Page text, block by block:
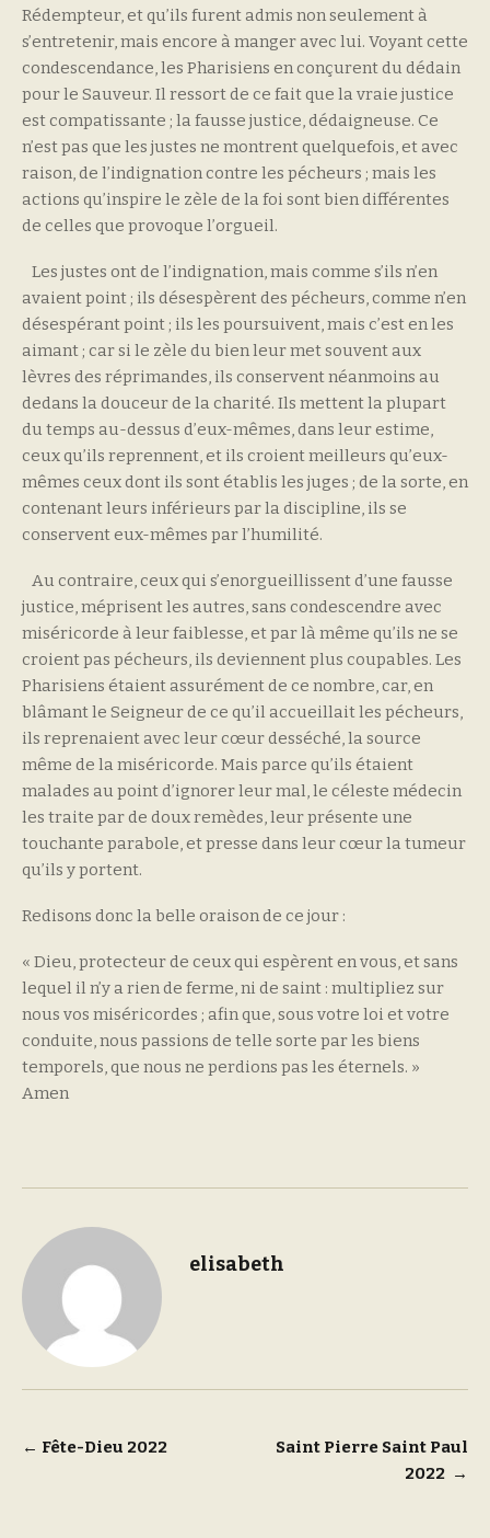
Rédempteur, et qu’ils furent admis non seulement à
s’entretenir, mais encore à manger avec lui. Voyant cette
condescendance, les Pharisiens en conçurent du dédain
pour le Sauveur. Il ressort de ce fait que la vraie justice
est compatissante ; la fausse justice, dédaigneuse. Ce
n’est pas que les justes ne montrent quelquefois, et avec
raison, de l’indignation contre les pécheurs ; mais les
actions qu’inspire le zèle de la foi sont bien différentes
de celles que provoque l’orgueil.
Les justes ont de l’indignation, mais comme s’ils n’en
avaient point ; ils désespèrent des pécheurs, comme n’en
désespérant point ; ils les poursuivent, mais c’est en les
aimant ; car si le zèle du bien leur met souvent aux
lèvres des réprimandes, ils conservent néanmoins au
dedans la douceur de la charité. Ils mettent la plupart
du temps au-dessus d’eux-mêmes, dans leur estime,
ceux qu’ils reprennent, et ils croient meilleurs qu’eux-
mêmes ceux dont ils sont établis les juges ; de la sorte, en
contenant leurs inférieurs par la discipline, ils se
conservent eux-mêmes par l’humilité.
Au contraire, ceux qui s’enorgueillissent d’une fausse
justice, méprisent les autres, sans condescendre avec
miséricorde à leur faiblesse, et par là même qu’ils ne se
croient pas pécheurs, ils deviennent plus coupables. Les
Pharisiens étaient assurément de ce nombre, car, en
blâmant le Seigneur de ce qu’il accueillait les pécheurs,
ils reprenaient avec leur cœur desséché, la source
même de la miséricorde. Mais parce qu’ils étaient
malades au point d’ignorer leur mal, le céleste médecin
les traite par de doux remèdes, leur présente une
touchante parabole, et presse dans leur cœur la tumeur
qu’ils y portent.
Redisons donc la belle oraison de ce jour :
« Dieu, protecteur de ceux qui espèrent en vous, et sans
lequel il n’y a rien de ferme, ni de saint : multipliez sur
nous vos miséricordes ; afin que, sous votre loi et votre
conduite, nous passions de telle sorte par les biens
temporels, que nous ne perdions pas les éternels. »
Amen
elisabeth
Post
← Fête-Dieu 2022
Saint Pierre Saint Paul
2022 →